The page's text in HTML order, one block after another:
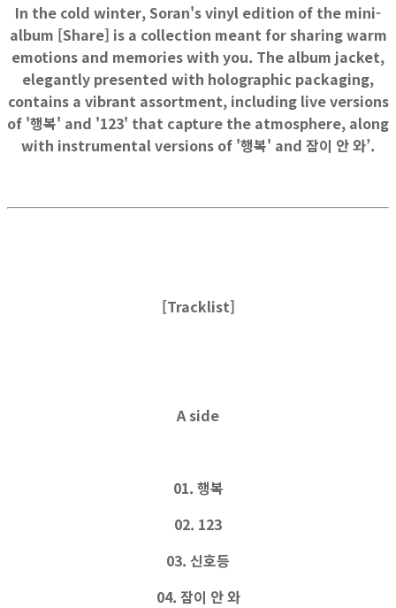
In the cold winter, Soran's vinyl edition of the mini-
album [Share] is a collection meant for sharing warm
emotions and memories with you. The album jacket,
elegantly presented with holographic packaging,
contains a vibrant assortment, including live versions
of '행복' and '123' that capture the atmosphere, along
with instrumental versions of '행복' and 잠이 안 와’.
[Tracklist]
A side
01. 행복
02. 123
03. 신호등
04. 잠이 안 와